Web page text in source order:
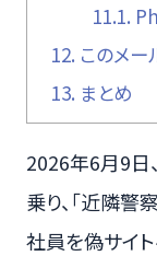
11.1.
12. このメ
13. まとめ
2026年6月9日
乗り、「近隣
社員を偽サイ